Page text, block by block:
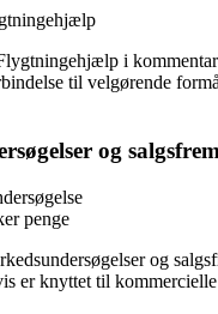
i
til velgørende
og
penge
og
er knyttet til